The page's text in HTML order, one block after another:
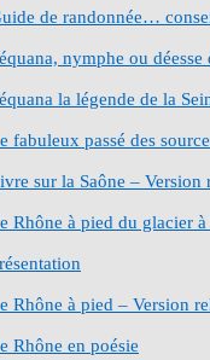
de randonnée…
nymphe ou déesse
la légende de la
fabuleux passé des
sur la Saône – Version
Rhône à pied du glacier
Rhône à pied – Version
Rhône en poésie